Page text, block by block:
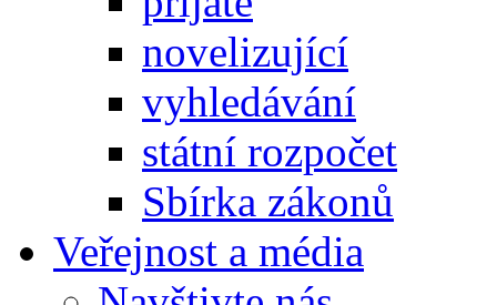
novelizující
vyhledávání
státní rozpočet
Sbírka zákonů
Veřejnost a média